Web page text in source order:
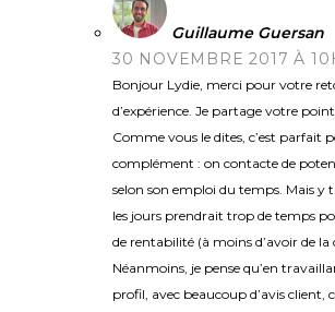
Guillaume Guersan
30 NOVEMBRE 2017 À
Bonjour Lydie, merci pour votre
d’expérience. Je partage votre
Comme vous le dites, c’est parfait
complément : on contacte de
selon son emploi du temps. Mais y
les jours prendrait trop de temps
de rentabilité (à moins d’avoir de la
Néanmoins, je pense qu’en
profil, avec beaucoup d’avis client,